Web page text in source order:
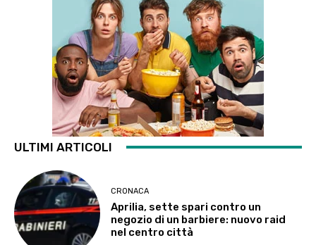
ULTIMI ARTICOLI
CRONACA
Aprilia, sette spari contro un
negozio di un barbiere: nuovo raid
nel centro città